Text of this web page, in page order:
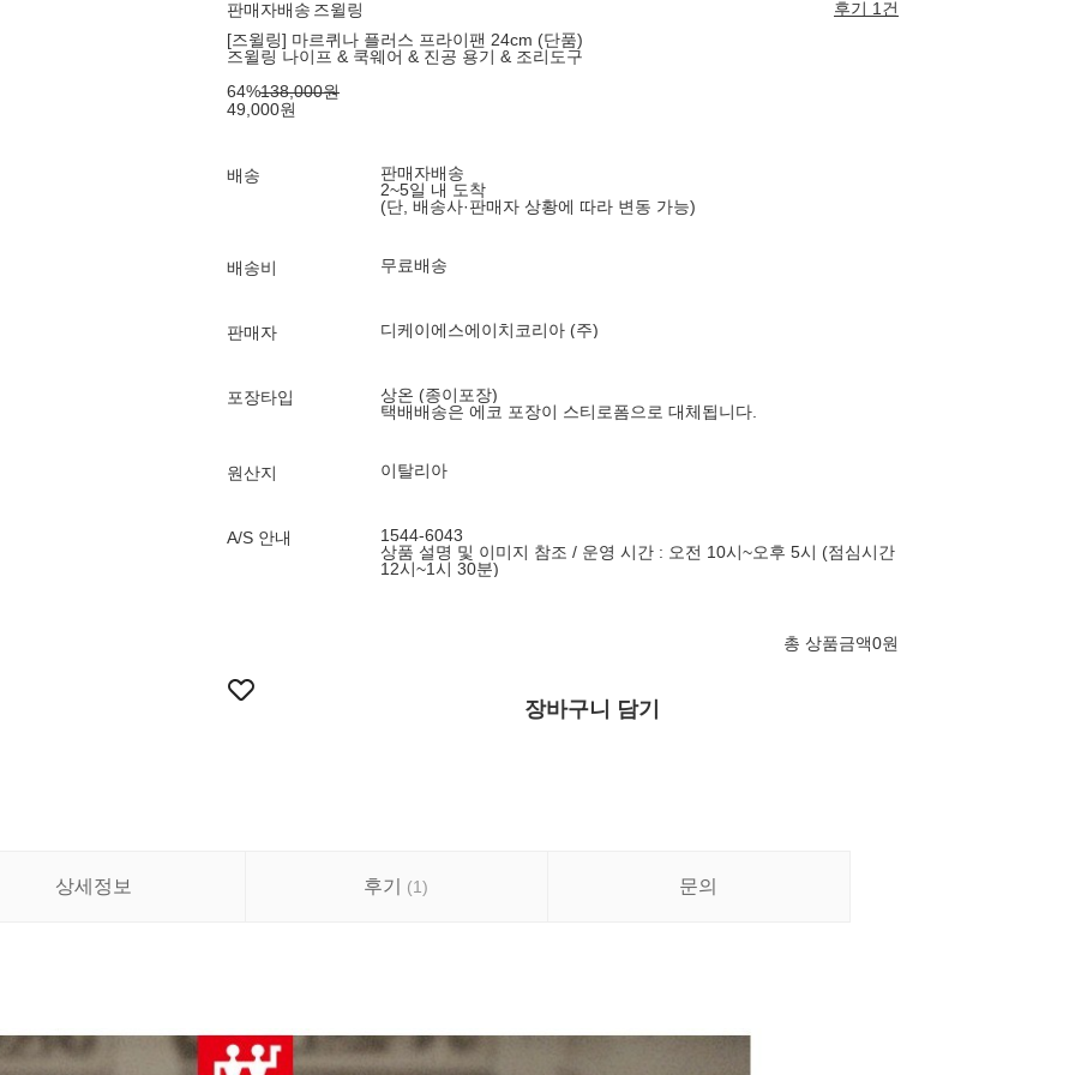
판매자배송 즈윌링
후기 1건
[즈윌링] 마르퀴나 플러스 프라이팬 24cm (단품)
즈윌링 나이프 & 쿡웨어 & 진공 용기 & 조리도구
64%138,000원
49,000원
배송
판매자배송
2~5일 내 도착
(단, 배송사·판매자 상황에 따라 변동 가능)
배송비 무료배송
판매자 디케이에스에이치코리아 (주)
포장타입
상온 (종이포장)
택배배송은 에코 포장이 스티로폼으로 대체됩니다.
원산지 이탈리아
A/S 안내
1544-6043
상품 설명 및 이미지 참조 / 운영 시간 : 오전 10시~오후 5시 (점심시간
12시~1시 30분)
총 상품금액0원
장바구니 담기
상세정보 후기 (1) 문의